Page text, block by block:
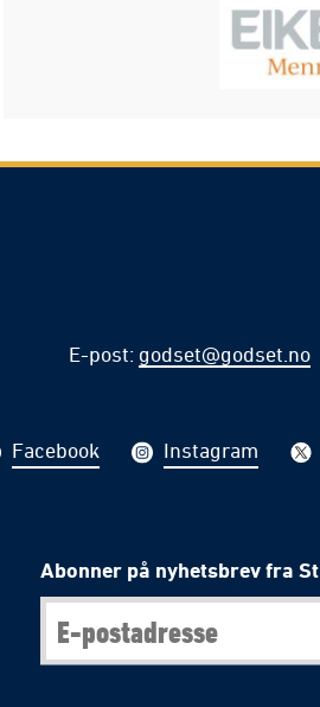
E-post: godset@godset.no
Facebook Instagram
Abonner på nyhetsbrev fra